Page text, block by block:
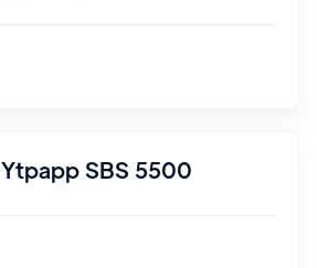
SBS 5500